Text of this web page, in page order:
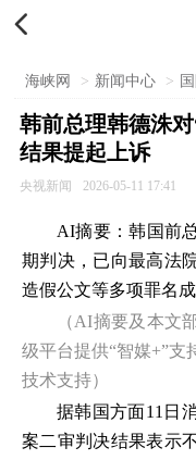

海峡网 > 新闻中心 >
韩前总理韩德洙
结果提起上诉
央视新闻 2026-05-11 17:41
AI摘要：韩国前
期判决，已向最高法
造假公文等多项罪名成
（AI摘要及本文
级平台提供“智媒+”支
技术支持）
据韩国方面11日
案二审判决结果表示